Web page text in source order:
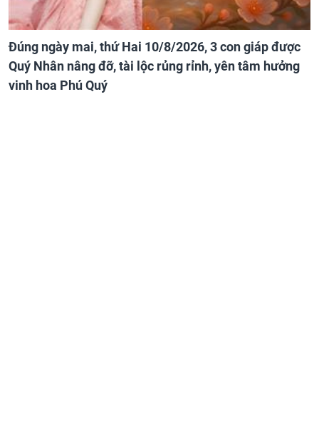
Đúng ngày mai, thứ Hai 10/8/2026, 3 con giáp được
Quý Nhân nâng đỡ, tài lộc rủng rỉnh, yên tâm hưởng
vinh hoa Phú Quý